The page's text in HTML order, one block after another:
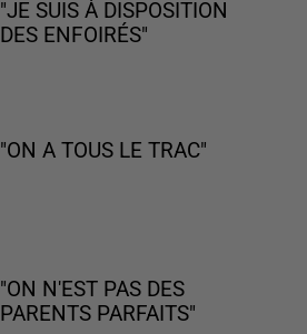
"JE SUIS À DISPOSITION
DES ENFOIRÉS"
"ON A TOUS LE TRAC"
"ON N'EST PAS DES
PARENTS PARFAITS"